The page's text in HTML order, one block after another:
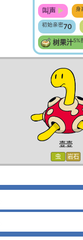
叫声
身
初始亲密70
树果汁5%
壶壶
虫 岩石